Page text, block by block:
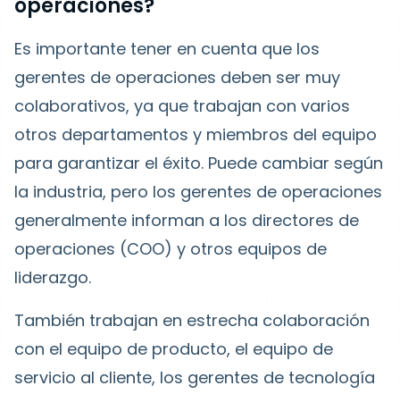
operaciones?
Es importante tener en cuenta que los
gerentes de operaciones deben ser muy
colaborativos, ya que trabajan con varios
otros departamentos y miembros del equipo
para garantizar el éxito. Puede cambiar según
la industria, pero los gerentes de operaciones
generalmente informan a los directores de
operaciones (COO) y otros equipos de
liderazgo.
También trabajan en estrecha colaboración
con el equipo de producto, el equipo de
servicio al cliente, los gerentes de tecnología